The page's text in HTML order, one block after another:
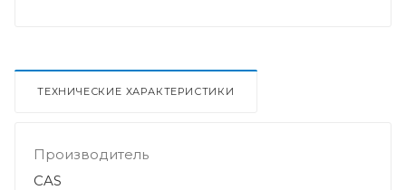
ТЕХНИЧЕСКИЕ ХАРАКТЕРИСТИКИ
Производитель
CAS